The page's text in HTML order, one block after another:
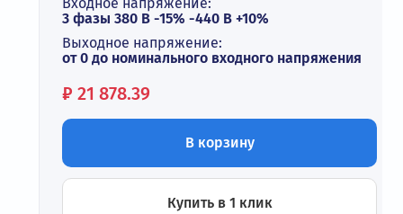
3 фазы 380 В -15% -440 В +10%
Выходное напряжение:
от 0 до номинального входного напряжения
Цена:
₽ 21 878.39
В корзину
Купить в 1 клик